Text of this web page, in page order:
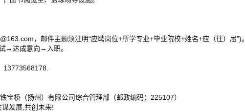
，邮件主题须注明“应聘岗位+所学专业+毕业院校+姓名+应（往）届”)。
→达成意向→入职。
13773568178.
宝桥（扬州）有限公司综合管理部（邮政编码：225107）
发展,共创未来!